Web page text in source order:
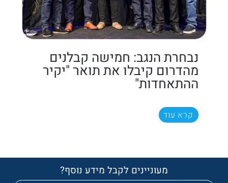
נבחרת הנגב: חמישה קבלנים
מהדרום קיבלו את תואר "יקיר
ההתאחדות"
קרא עוד
מעוניינים לקבל מידע נוסף?